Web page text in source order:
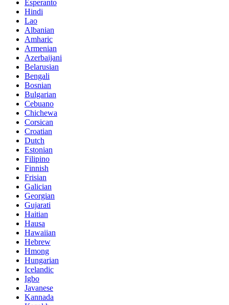
Esperanto
Hindi
Lao
Albanian
Amharic
Armenian
Azerbaijani
Belarusian
Bengali
Bosnian
Bulgarian
Cebuano
Chichewa
Corsican
Croatian
Dutch
Estonian
Filipino
Finnish
Frisian
Galician
Georgian
Gujarati
Haitian
Hausa
Hawaiian
Hebrew
Hmong
Hungarian
Icelandic
Igbo
Javanese
Kannada